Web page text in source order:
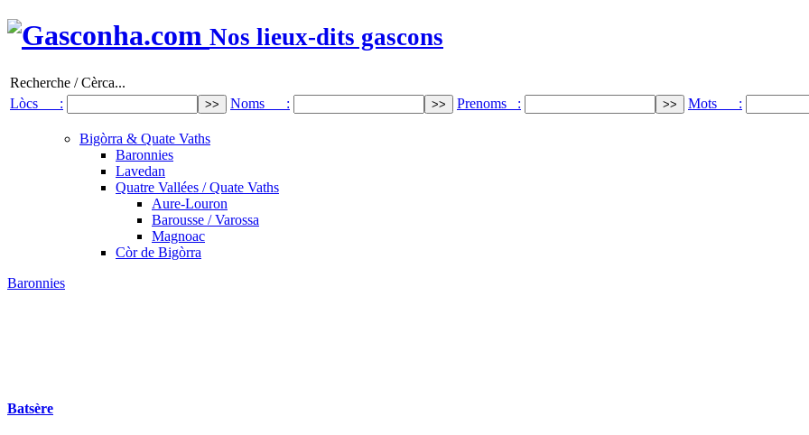
Nos lieux-dits gascons
Recherche / Cèrca...
Lòcs :
Noms : Prenoms : Mots :
Bigòrra & Quate Vaths
Baronnies
Lavedan
Quatre Vallées / Quate Vaths
Aure-Louron
Barousse / Varossa
Magnoac
Còr de Bigòrra
Baronnies
Batsère